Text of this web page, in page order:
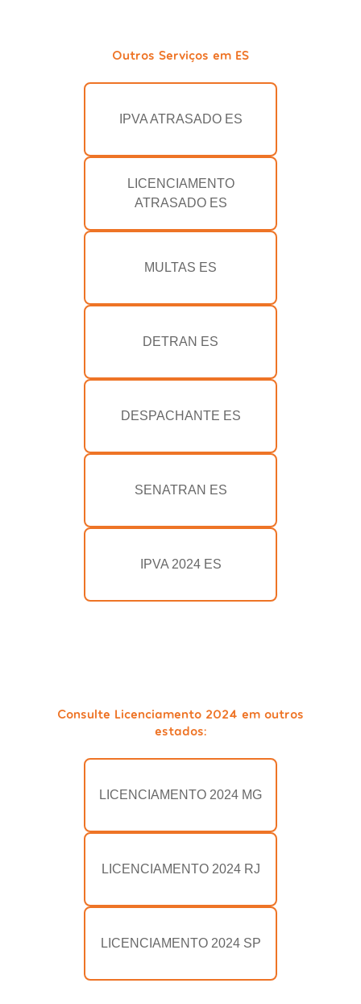
Outros Serviços em ES
IPVA ATRASADO ES
LICENCIAMENTO
ATRASADO ES
MULTAS ES
DETRAN ES
DESPACHANTE ES
SENATRAN ES
IPVA 2024 ES
Consulte Licenciamento 2024 em outros
estados:
LICENCIAMENTO 2024 MG
LICENCIAMENTO 2024 RJ
LICENCIAMENTO 2024 SP